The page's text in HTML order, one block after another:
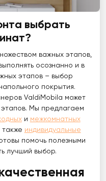
выбрать
важных этапов,
осознанно и в
этапов – выбор
покрытия.
ValdiMobila может
этапов. Мы предлагаем
и межкомнатных
также индивидуальные
помочь полезными
лучший выбор.